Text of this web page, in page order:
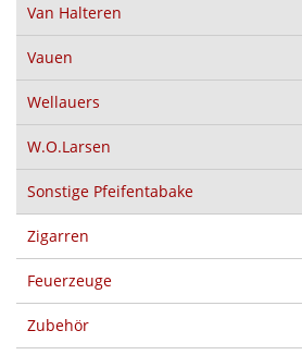
Van Halteren
Vauen
Wellauers
W.O.Larsen
Sonstige Pfeifentabake
Zigarren
Feuerzeuge
Zubehör